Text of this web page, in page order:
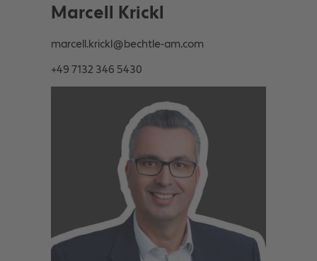
Marcell Krickl
marcell.krickl@bechtle-am.com
+49 7132 346 5430